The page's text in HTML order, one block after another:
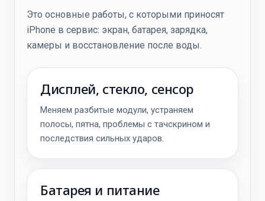
Это основные работы, с которыми приносят
iPhone в сервис: экран, батарея, зарядка,
камеры и восстановление после воды.
Дисплей, стекло, сенсор
Меняем разбитые модули, устраняем
полосы, пятна, проблемы с тачскрином и
последствия сильных ударов.
Батарея и питание